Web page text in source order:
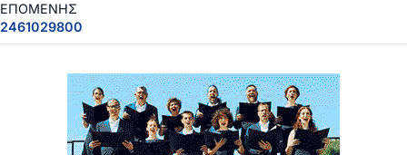
ΕΠΟΜΕΝΗΣ
2461029800